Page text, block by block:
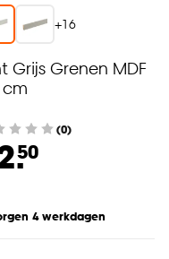
+16
Grijs Grenen MDF
cm
(0)
50
4 werkdagen